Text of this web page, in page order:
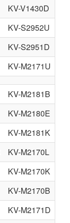
KV-V1430D
KV-S2952U
KV-S2951D
KV-M2171U
KV-M2181B
KV-M2180E
KV-M2181K
KV-M2170L
KV-M2170K
KV-M2170B
KV-M2171D